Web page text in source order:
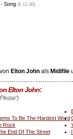
Song (€ 12,00)
Elton Johnals Midifile
Elton John:
To Be The Hardest Word
Rock
End Of The Street